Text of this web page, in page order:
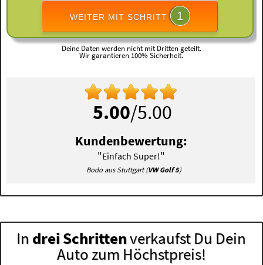
WEITER MIT SCHRITT 1
Deine Daten werden nicht mit Dritten geteilt.
Wir garantieren 100% Sicherheit.
5.00/5.00
Kundenbewertung:
"Einfach Super!"
Bodo aus Stuttgart (VW Golf 5)
In drei Schrittenverkaufst Du Dein
Auto zum Höchstpreis!